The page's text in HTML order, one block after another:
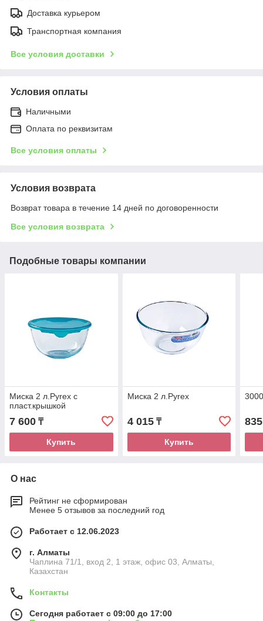
Доставка курьером
Транспортная компания
Все условия доставки
Условия оплаты
Наличными
Оплата по реквизитам
Все условия оплаты
Условия возврата
Возврат товара в течение 14 дней по договоренности
Все условия возврата
Подобные товары компании
Миска 2 л.Pyrex с
пласт.крышкой
7 600 ₸
Купить
Миска 2 л.Pyrex
4 015₸
Купить
835
О нас
Рейтинг не сформирован
Менее 5 отзывов за последний год
Работает с 12.06.2023
г. Алматы
Чаплина 71/1, вход 2, 1 этаж, офис 03, Алматы,
Казахстан
Контакты
Сегодня работает с 09:00 до 17:00